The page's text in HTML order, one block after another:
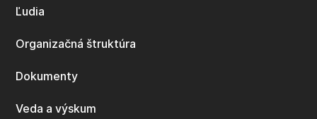
Ľudia
Organizačná štruktúra
Dokumenty
Veda a výskum